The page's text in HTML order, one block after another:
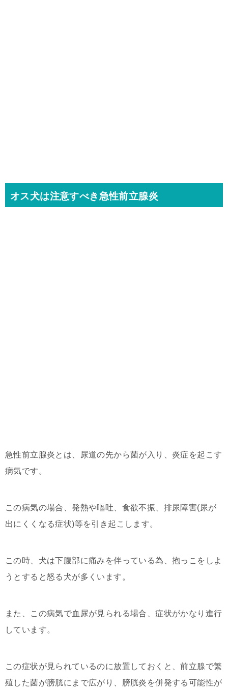
オス犬は注意すべき急性前立腺炎
急性前立腺炎とは、尿道の先から菌が入り、炎症を起こす
病気です。
この病気の場合、発熱や嘔吐、食欲不振、排尿障害(尿が
出にくくなる症状)等を引き起こします。
この時、犬は下腹部に痛みを伴っている為、抱っこをしよ
うとすると怒る犬が多くいます。
また、この病気で血尿が見られる場合、症状がかなり進行
しています。
この症状が見られているのに放置しておくと、前立腺で繁
殖した菌が膀胱にまで広がり、膀胱炎を併発する可能性が